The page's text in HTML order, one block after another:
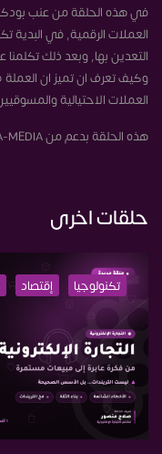
في هذه الحلقة من عنب
العملات الرقمية, في البدية
التعدين بها, وبعد ذلك تكلمنا
وكيف تعرف ان تميز ان
العملات الاحتيالية
هذه الحلقة بدعم من NAWA-MEDIA
حلقات اخرى
تكنولوجيا إقتصاد